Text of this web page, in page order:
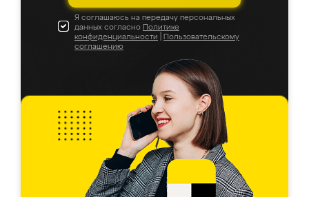
Я соглашаюсь на передачу персональных
данных согласно Политике
конфиденциальности
Пользовательскому
соглашению